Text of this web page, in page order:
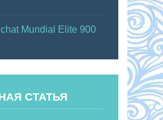
Mundial Elite 900
СТАТЬЯ